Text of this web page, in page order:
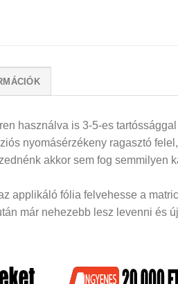
használva is 3-5-es
nyomásérzékeny ragasztó
akkor sem fog semmilyen
applikáló fólia felvehesse a
már nehezebb lesz levenni és